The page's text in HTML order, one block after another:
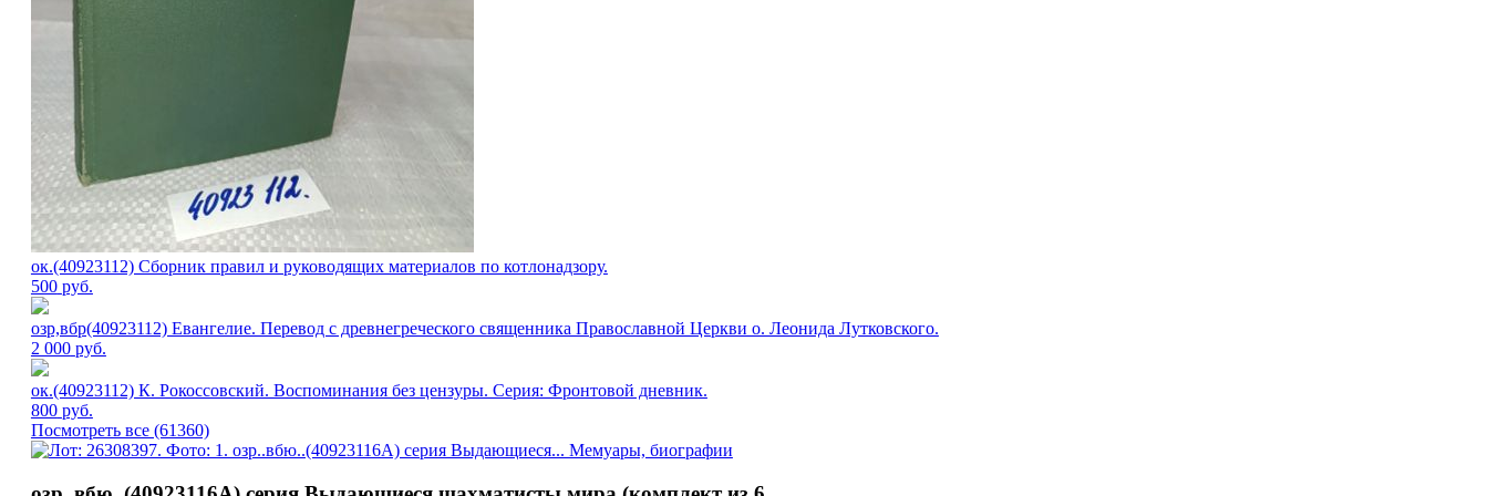
ок.(40923112) Сборник правил и руководящих материалов по котлонадзору.
500 руб.
озр,вбр(40923112) Евангелие. Перевод с древнегреческого священника Православной Церкви о. Леонида Лутковского.
2 000 руб.
ок.(40923112) К. Рокоссовский. Воспоминания без цензуры. Серия: Фронтовой дневник.
800 руб.
Посмотреть все (61360)